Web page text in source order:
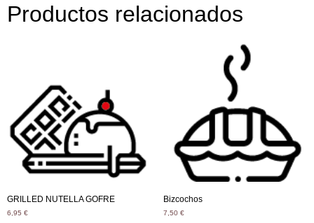
Productos relacionados
GRILLED NUTELLA GOFRE
6,95 €
Bizcochos
7,50 €